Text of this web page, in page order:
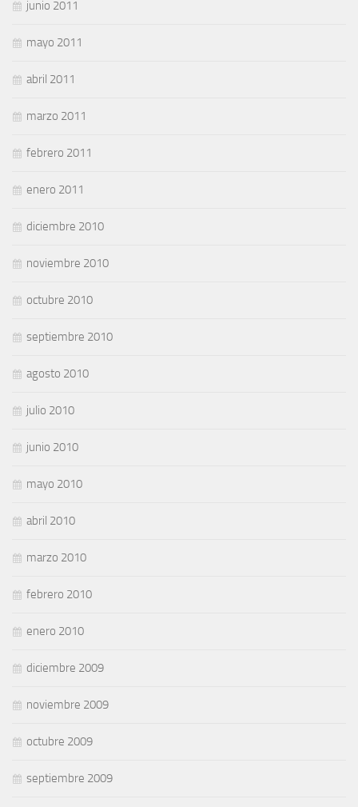
junio 2011
mayo 2011
abril 2011
marzo 2011
febrero 2011
enero 2011
diciembre 2010
noviembre 2010
octubre 2010
septiembre 2010
agosto 2010
julio 2010
junio 2010
mayo 2010
abril 2010
marzo 2010
febrero 2010
enero 2010
diciembre 2009
noviembre 2009
octubre 2009
septiembre 2009